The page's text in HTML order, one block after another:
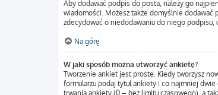
Aby dodawać podpis do posta, należy go
wiadomości. Możesz także domyślnie dodawać
zdecydować o niedodawaniu do niego podpisu,
Na górę
W jaki sposób można utworzyć ankietę?
Tworzenie ankiet jest proste. Kiedy tworzysz
formularzu podaj tytuł ankiety i co najmniej
trwania ankiety (0 – bez limitu czasowego), a